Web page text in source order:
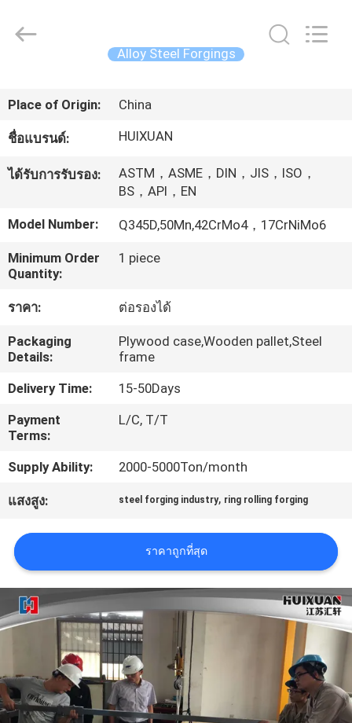
สินค้า
เกี่ยว
กับ
เรา
ทัวร์
โรงงาน
ควบคุม
คุณภาพ
แผนผัง
เว็บไซต์
PRIVACY
POLICY
XUAN
NEW
Alloy Steel Forgings
Place of Origin: China
ชื่อแบรนด์: HUIXUAN
ได้รับการรับรอง:
ASTM，ASME，DIN，JIS，ISO，
BS，API，EN
Model Number: Q345D,50Mn,42CrMo4，17CrNiMo6
Minimum Order
Quantity:
1 piece
ราคา: ต่อรองได้
Packaging
Details:
Plywood case,Wooden pallet,Steel
frame
Delivery Time:
15-50Days
Payment
Terms:
L/C, T/T
Supply Ability: 2000-5000Ton/month
แสงสูง: steel forging industry, ring rolling forging
ราคาถูกที่สุด